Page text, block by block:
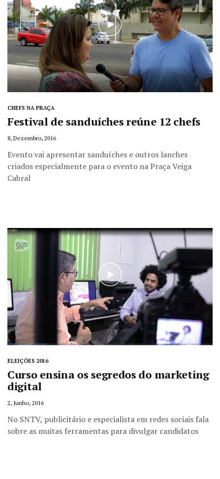
CHEFS NA PRAÇA
Festival de sanduíches reúne 12 chefs
8, Dezembro, 2016
Evento vai apresentar sanduíches e outros lanches
criados especialmente para o evento na Praça Veiga
Cabral
ELEIÇÕES 2016
Curso ensina os segredos do marketing
digital
2, Junho, 2016
No SNTV, publicitário e especialista em redes sociais fala
sobre as muitas ferramentas para divulgar candidatos